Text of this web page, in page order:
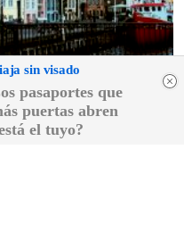
esquemas
sin visado
pasaportes que
puertas abren
el tuyo?